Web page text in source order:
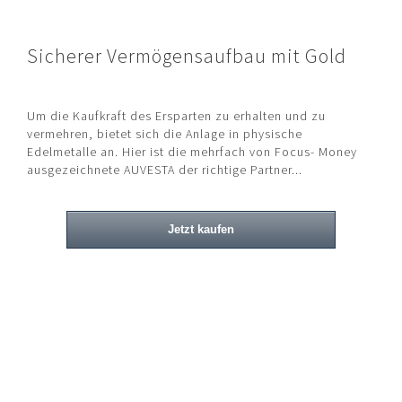
Sicherer Vermögensaufbau mit Gold
Um die Kaufkraft des Ersparten zu erhalten und zu
vermehren, bietet sich die Anlage in physische
Edelmetalle an. Hier ist die mehrfach von Focus- Money
ausgezeichnete AUVESTA der richtige Partner...
Jetzt kaufen